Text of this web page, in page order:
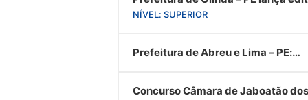
de processo seletivo, confira
NÍVEL: SUPERIOR
Prefeitura de Abreu e Lima – PE:
concorrer
Concurso Câmara de Jaboatão dos